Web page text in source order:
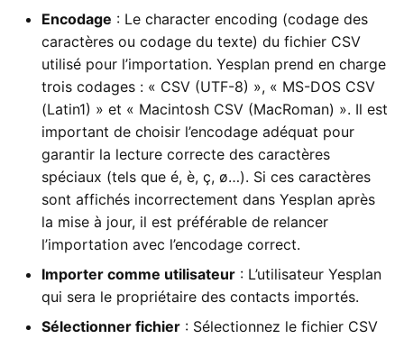
Encodage : Le character encoding (codage des
caractères ou codage du texte) du fichier CSV
utilisé pour l’importation. Yesplan prend en charge
trois codages : « CSV (UTF-8) », « MS-DOS CSV
(Latin1) » et « Macintosh CSV (MacRoman) ». Il est
important de choisir l’encodage adéquat pour
garantir la lecture correcte des caractères
spéciaux (tels que é, è, ç, ø…). Si ces caractères
sont affichés incorrectement dans Yesplan après
la mise à jour, il est préférable de relancer
l’importation avec l’encodage correct.
Importer comme utilisateur : L’utilisateur Yesplan
qui sera le propriétaire des contacts importés.
Sélectionner fichier : Sélectionnez le fichier CSV